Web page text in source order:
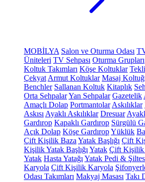
MOBİLYA Salon ve Oturma Odası
Üniteleri TV Sehpası Oturma Grupları
Koltuk Takımları Köşe Koltuklar
Çekyat Armut Koltuklar Masaj
Benchler Sallanan Koltuk Kitaplık
Orta SehpalarYan Sehpalar Gazetelik
Amaçlı Dolap Portmantolar Askılıklar
Askısı Ayaklı Askılıklar Dresuar
Gardırop Kapaklı Gardırop Sürgülü
Açık Dolap Köşe GardıropYüklük
Çift Kişilik Baza Yatak Başlığı Çift
Kişilik Yatak Başlığı Yatak Çift Kişilik
Yatak Hasta Yatağı Yatak Pedi &
Karyola Çift Kişilik Karyola
Odası Takımları Makyaj Masası Takı